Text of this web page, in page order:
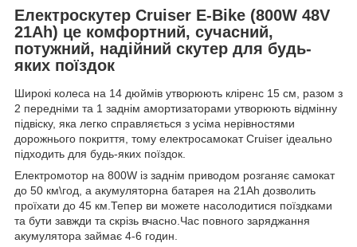
Електроскутер Cruiser E-Bike (800W 48V
21Ah) це комфортний, сучасний,
потужний, надійний скутер для будь-
яких поїздок
Широкі колеса на 14 дюймів утворюють кліренс 15 см, разом з
2 передніми та 1 заднім амортизаторами утворюють відмінну
підвіску, яка легко справляється з усіма нерівностями
дорожнього покриття, тому електросамокат Cruiser ідеально
підходить для будь-яких поїздок.
Електромотор на 800W із заднім приводом розганяє самокат
до 50 км\год, а акумуляторна батарея на 21Ah дозволить
проїхати до 45 км.Тепер ви можете насолодитися поїздками
та бути завжди та скрізь вчасно.Час повного заряджання
акумулятора займає 4-6 годин.